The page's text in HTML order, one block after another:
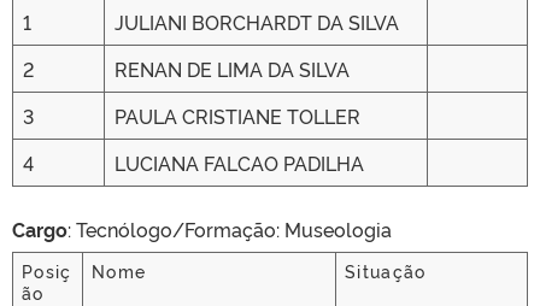
1
JULIANI BORCHARDT DA SILVA
2
RENAN DE LIMA DA SILVA
3
PAULA CRISTIANE TOLLER
4
LUCIANA FALCAO PADILHA
Cargo: Tecnólogo/Formação: Museologia
Posiç
ão
Nome Situação